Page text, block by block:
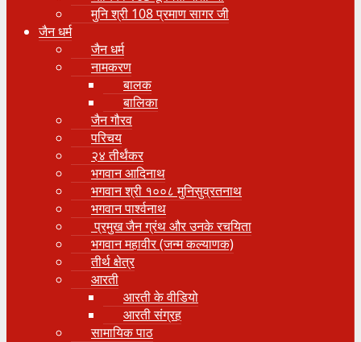
मुनि श्री 108 प्रमाण सागर जी
जैन धर्म
जैन धर्म
नामकरण
बालक
बालिका
जैन गौरव
परिचय
२४ तीर्थंकर
भगवान आदिनाथ
भगवान श्री १००८ मुनिसुव्रतनाथ
भगवान पार्श्वनाथ
प्रमुख जैन ग्रंथ और उनके रचयिता
भगवान महावीर (जन्म कल्याणक)
तीर्थ क्षेत्र
आरती
आरती के वीडियो
आरती संग्रह
सामायिक पाठ